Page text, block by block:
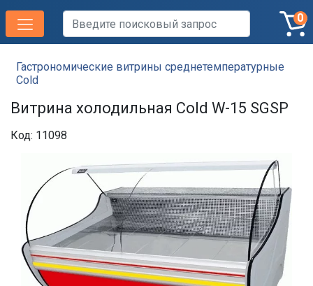
0
Гастрономические витрины среднетемпературные
Cold
Витрина холодильная Cold W-15 SGSP
Код: 11098